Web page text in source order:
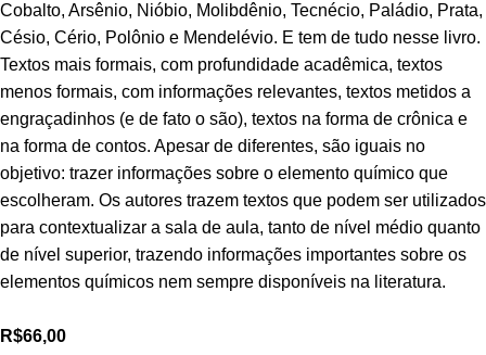
Cobalto, Arsênio, Nióbio, Molibdênio, Tecnécio, Paládio, Prata,
Césio, Cério, Polônio e Mendelévio. E tem de tudo nesse livro.
Textos mais formais, com profundidade acadêmica, textos
menos formais, com informações relevantes, textos metidos a
engraçadinhos (e de fato o são), textos na forma de crônica e
na forma de contos. Apesar de diferentes, são iguais no
objetivo: trazer informações sobre o elemento químico que
escolheram. Os autores trazem textos que podem ser utilizados
para contextualizar a sala de aula, tanto de nível médio quanto
de nível superior, trazendo informações importantes sobre os
elementos químicos nem sempre disponíveis na literatura.
R$66,00